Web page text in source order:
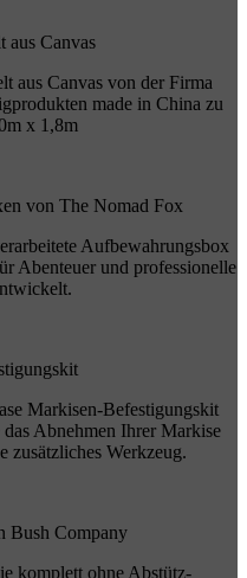
aus Canvas
aus Canvas von der Firma
made in China zu
x 1,8m
von The Nomad Fox
Aufbewahrungsbox
Abenteuer und professionelle
Markisen-Befestigungskit
Abnehmen Ihrer Markise
zusätzliches Werkzeug.
Bush Company
komplett ohne Abstütz-